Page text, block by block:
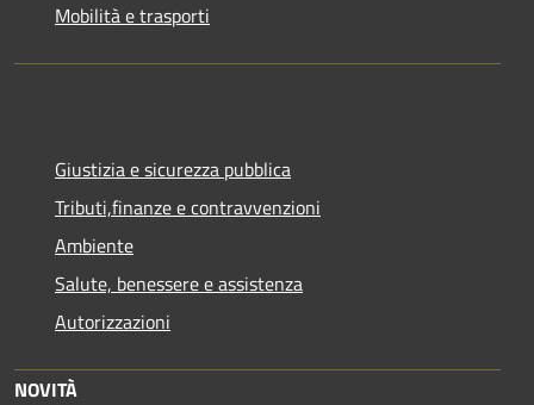
Mobilità e trasporti
Giustizia e sicurezza pubblica
Tributi,finanze e contravvenzioni
Ambiente
Salute, benessere e assistenza
Autorizzazioni
NOVITÀ